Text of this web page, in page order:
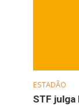
ESTADÃO
STF julga